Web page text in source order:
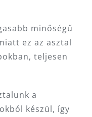
minőségű
ez az asztal
teljesen
a
készül, így